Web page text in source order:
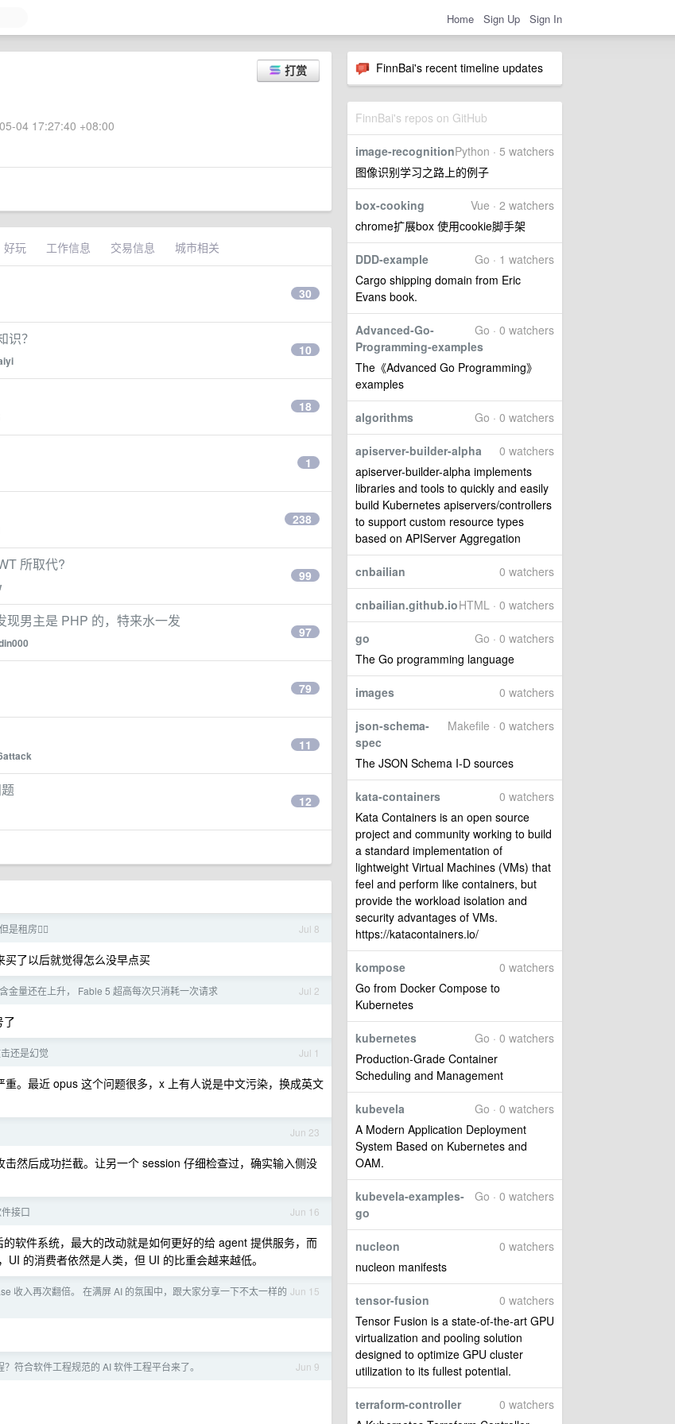
Home Sign Up Sign In
FinnBai's recent timeline updates
FinnBai's repos on GitHub
Python · 5 watchers
image-recognition
图像识别学习之路上的例子
Vue · 2 watchers
box-cooking
chrome扩展box 使用cookie脚手架
Go · 1 watchers
DDD-example
Cargo shipping domain from Eric
Evans book.
Go · 0 watchers
Advanced-Go-
Programming-examples
The《Advanced Go Programming》
examples
Go · 0 watchers
algorithms
0 watchers
apiserver-builder-alpha
apiserver-builder-alpha implements
libraries and tools to quickly and easily
build Kubernetes apiservers/controllers
to support custom resource types
based on APIServer Aggregation
0 watchers
cnbailian
HTML · 0 watchers
cnbailian.github.io
Go · 0 watchers
go
The Go programming language
0 watchers
images
Makefile · 0 watchers
json-schema-
spec
The JSON Schema I-D sources
0 watchers
kata-containers
Kata Containers is an open source
project and community working to build
a standard implementation of
lightweight Virtual Machines (VMs) that
feel and perform like containers, but
provide the workload isolation and
security advantages of VMs.
https://katacontainers.io/
0 watchers
kompose
Go from Docker Compose to
Kubernetes
Go · 0 watchers
kubernetes
Production-Grade Container
Scheduling and Management
Go · 0 watchers
kubevela
A Modern Application Deployment
System Based on Kubernetes and
OAM.
Go · 0 watchers
kubevela-examples-
go
0 watchers
nucleon
nucleon manifests
0 watchers
tensor-fusion
Tensor Fusion is a state-of-the-art GPU
virtualization and pooling solution
designed to optimize GPU cluster
utilization to its fullest potential.
0 watchers
terraform-controller
打赏
04 17:27:40 +08:00
好玩 工作信息 交易信息 城市相关
30
？
10
18
1
238
所取代?
99
男主是 PHP 的，特来水一发
97
79
11
12
Jul 8
租房😮‍💨
了以后就觉得怎么没早点买
Jul 2
金量还在上升， Fable 5 超高每次只消耗一次请求
了
Jul 1
还是幻觉
。最近 opus 这个问题很多，x 上有人说是中文污染，换成英文
Jun 23
然后成功拦截。让另一个 session 仔细检查过，确实输入侧没
Jun 16
接口
软件系统，最大的改动就是如何更好的给 agent 提供服务，而
的消费者依然是人类，但 UI 的比重会越来越低。
Jun 15
收入再次翻倍。 在满屏 AI 的氛围中，跟大家分享一下不太一样的
Jun 9
符合软件工程规范的 AI 软件工程平台来了。